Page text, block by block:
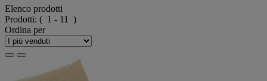
Elenco prodotti
Prodotti: ( 1 - 11 )
Ordina per